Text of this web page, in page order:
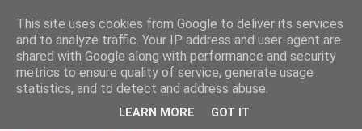
like ?...or not!
..de toate!!!!!..alandala...cum imi trec prin minte..si cum am
chef..incercate pe pielea mea..
This site uses cookies from Google to deliver its services
and to analyze traffic. Your IP address and user-agent are
shared with Google along with performance and security
metrics to ensure quality of service, generate usage
statistics, and to detect and address abuse.
LEARN MORE GOT IT